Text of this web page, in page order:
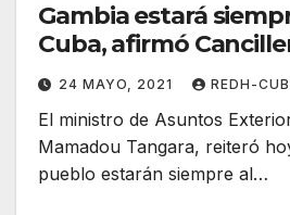
Gambia estará
Cuba, afirmó
24 MAYO, 2021 REDH-
El ministro de Asuntos
Mamadou Tangara, reiteró
pueblo estarán siempre al…